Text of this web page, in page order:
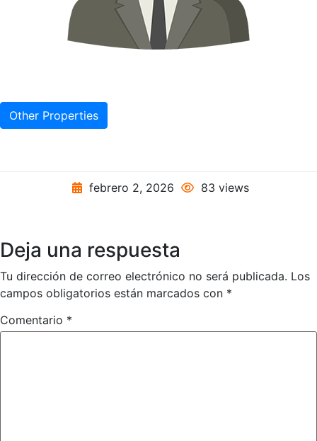
Other Properties
febrero 2, 2026 83 views
Deja una respuesta
Tu dirección de correo electrónico no será publicada. Los
campos obligatorios están marcados con *
Comentario *